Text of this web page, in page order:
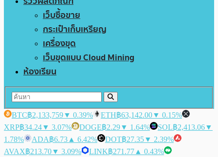
เว็บซื้อขาย
กระเป๋าเก็บเหรียญ
เครื่องขุด
เว็บขุดแบบ Cloud Mining
ห้องเรียน
BTC฿2,133,759▼ 0.39% ETH฿63,142.00▼ 0.15%
XRP฿34.24▼ 3.07% DOGE฿2.29▼ 1.64% SOL฿2,413.06▼
1.78%
ADA฿6.73 ▲ 6.42% DOT฿27.35▼ 2.39%
AVAX฿213.70▼ 3.09% LINK฿271.77 ▲ 0.43%